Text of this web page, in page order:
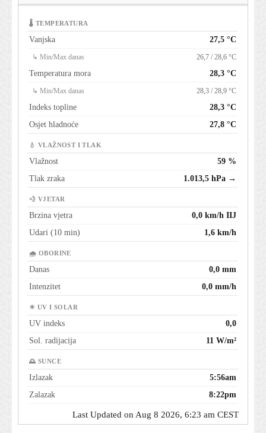
🌡 TEMPERATURA
Vanjska 27,5 °C
↳ Min/Max danas 26,7 / 28,6 °C
Temperatura mora 28,3 °C
↳ Min/Max danas 28,3 / 28,9 °C
Indeks topline
28,3 °C
Osjet hladnoće
27,8 °C
💧 VLAŽNOST I TLAK
Vlažnost
59 %
Tlak zraka
1.013,5 hPa →
💨 VJETAR
Brzina vjetra
0,0 km/h IIJ
Udari (10 min)
1,6 km/h
🌧 OBORINE
Danas
0,0 mm
Intenzitet
0,0 mm/h
☀ UV I SOLAR
UV indeks
0,0
Sol. radijacija
11 W/m²
🌅 SUNCE
Izlazak
5:56am
Zalazak
8:22pm
Last Updated on Aug 8 2026, 6:23 am CEST